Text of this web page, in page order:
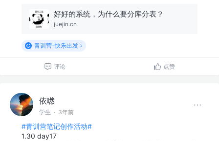
好好的系统，为什么要分库分表？
juejin.cn
青训营-快乐出发
评论 点赞
依嘫
学生 · 3年前
#青训营笔记创作活动#
1.30 day17